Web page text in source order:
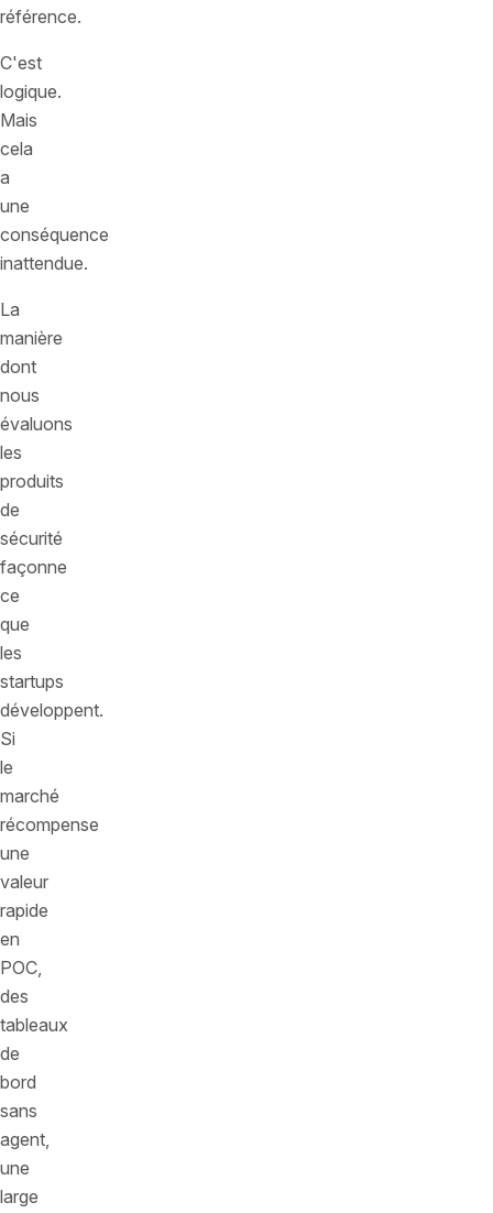
référence.
C'est
logique.
Mais
cela
a
une
conséquence
inattendue.
La
manière
dont
nous
évaluons
les
produits
de
sécurité
façonne
ce
que
les
startups
développent.
Si
le
marché
récompense
une
valeur
rapide
en
POC,
des
tableaux
de
bord
sans
agent,
une
large